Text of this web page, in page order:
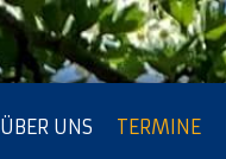
ÜBER UNS TERMINE